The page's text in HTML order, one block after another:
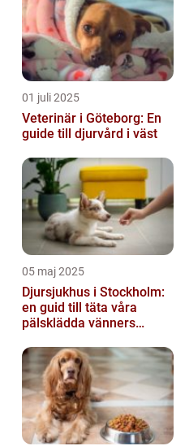
01 juli 2025
Veterinär i Göteborg: En
guide till djurvård i väst
05 maj 2025
Djursjukhus i Stockholm:
en guid till täta våra
pälsklädda vänners